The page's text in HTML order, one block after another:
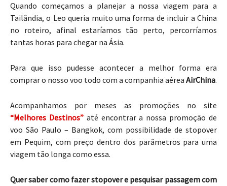
Quando começamos a planejar a nossa viagem para a
Tailândia, o Leo queria muito uma forma de incluir a China
no roteiro, afinal estaríamos tão perto, percorríamos
tantas horas para chegar na Ásia.
Para que isso pudesse acontecer a melhor forma era
comprar o nosso voo todo com a companhia aérea AirChina.
Acompanhamos por meses as promoções no site
“Melhores Destinos” até encontrar a nossa promoção de
voo São Paulo – Bangkok, com possibilidade de stopover
em Pequim, com preço dentro dos parâmetros para uma
viagem tão longa como essa.
Quer saber como fazer stopover e pesquisar passagem com